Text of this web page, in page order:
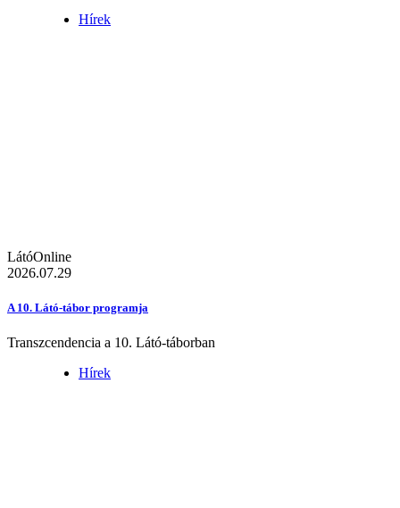
Hírek
LátóOnline
2026.07.29
A 10. Látó-tábor programja
Transzcendencia a 10. Látó-táborban
Hírek